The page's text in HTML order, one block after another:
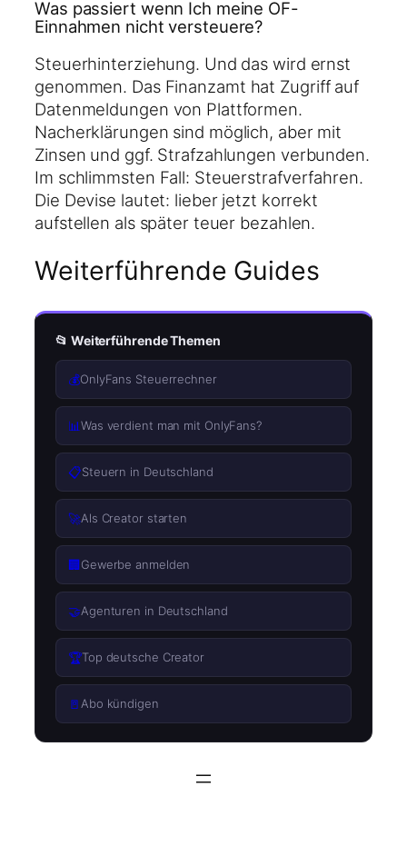
Was passiert wenn Ich meine OF-
Einnahmen nicht versteuere?
Steuerhinterziehung. Und das wird ernst
genommen. Das Finanzamt hat Zugriff auf
Datenmeldungen von Plattformen.
Nacherklärungen sind möglich, aber mit
Zinsen und ggf. Strafzahlungen verbunden.
Im schlimmsten Fall: Steuerstrafverfahren.
Die Devise lautet: lieber jetzt korrekt
aufstellen als später teuer bezahlen.
Weiterführende Guides
📂 Weiterführende Themen
💰OnlyFans Steuerrechner
📊Was verdient man mit OnlyFans?
📋Steuern in Deutschland
🚀Als Creator starten
🏢Gewerbe anmelden
🤝Agenturen in Deutschland
🏆Top deutsche Creator
🚪 Abo kündigen